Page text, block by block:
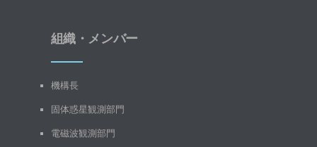
組織・メンバー
機構長
固体惑星観測部門
電磁波観測部門